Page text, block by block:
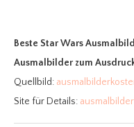
Beste Star Wars
Ausmalbilder zum
Quellbild:
Site für Details: